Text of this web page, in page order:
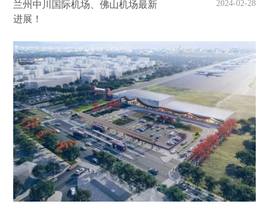
兰州中川国际机场、佛山机场最新
进展！
2024-02-28